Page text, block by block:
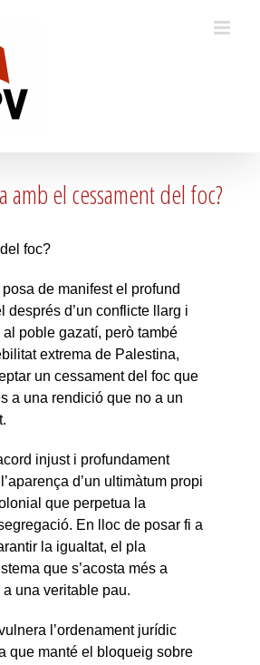
amb el cessament del foc?
foc?
posa de manifest el profund
després d’un conflicte llarg i
poble gazatí, però també
extrema de Palestina,
un cessament del foc que
a una rendició que no a un
injust i profundament
d’un ultimàtum propi
que perpetua la
En lloc de posar fi a
la igualtat, el pla
que s’acosta més a
a una veritable pau.
l’ordenament jurídic
que manté el bloqueig sobre